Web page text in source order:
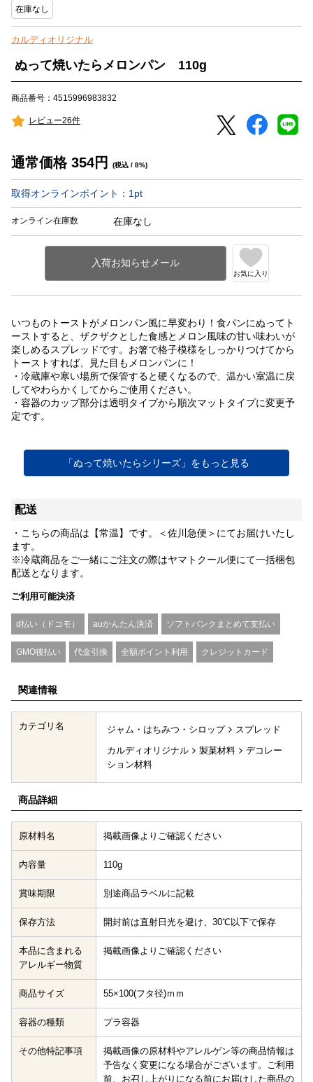
在庫なし
カルディオリジナル
ぬって焼いたらメロンパン 110g
商品番号：4515996983832
レビュー26件
通常価格 354円 (税込 / 8%)
取得オンラインポイント： 1 pt
オンライン在庫数 在庫なし
お気に入り
いつものトーストがメロンパン風に早変わり！食パンにぬってト
ーストすると、ザクザクとした食感とメロン風味の甘い味わいが
楽しめるスプレッドです。お箸で格子模様をしっかりつけてから
トーストすれば、見た目もメロンパンに！
・冷蔵庫や寒い場所で保管すると硬くなるので、温かい室温に戻
してやわらかくしてからご使用ください。
・容器のカップ部分は透明タイプから順次マットタイプに変更予
定です。
「ぬって焼いたらシリーズ」をもっと見る
配送
・こちらの商品は【常温】です。＜佐川急便＞にてお届けいたし
ます。
※冷蔵商品をご一緒にご注文の際はヤマトクール便にて一括梱包
配送となります。
ご利用可能決済
d払い（ドコモ） auかんたん決済 ソフトバンクまとめて支払い
GMO後払い 代金引換 全額ポイント利用 クレジットカード
関連情報
カテゴリ名 ジャム・はちみつ・シロップ
スプレッド
カルディオリジナル
製菓材料
デコレー
ション材料
商品詳細
原材料名 掲載画像よりご確認ください
内容量 110g
賞味期限 別途商品ラベルに記載
保存方法 開封前は直射日光を避け、30℃以下で保存
本品に含まれる
アレルギー物質
掲載画像よりご確認ください
商品サイズ 55×100(フタ径)ｍｍ
容器の種類 プラ容器
その他特記事項
掲載画像の原材料やアレルゲン等の商品情報は
予告なく変更になる場合がございます。ご利用
前、お召し上がりになる前にお届けした商品の